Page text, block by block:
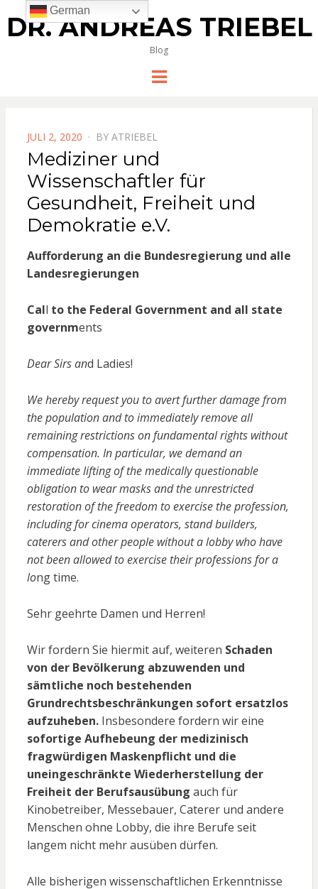
DR. ANDREAS TRIEBEL
Blog
Menu
POSTED
ON
JULI 2, 2020 BY ATRIEBEL
Mediziner und
Wissenschaftler für
Gesundheit, Freiheit und
Demokratie e.V.
Aufforderung an die Bundesregierung und alle
Landesregierungen
Call to the Federal Government and all state
governments
Dear Sirs and Ladies!
We hereby request you to avert further damage from
the population and to immediately remove all
remaining restrictions on fundamental rights without
compensation. In particular, we demand an
immediate lifting of the medically questionable
obligation to wear masks and the unrestricted
restoration of the freedom to exercise the profession,
including for cinema operators, stand builders,
caterers and other people without a lobby who have
not been allowed to exercise their professions for a
long time.
Sehr geehrte Damen und Herren!
Wir fordern Sie hiermit auf, weiteren Schaden
von der Bevölkerung abzuwenden und
sämtliche noch bestehenden
Grundrechtsbeschränkungen sofort ersatzlos
aufzuheben.Insbesondere fordern wir eine
sofortige Aufhebeung der medizinisch
fragwürdigen Maskenpflicht und die
uneingeschränkte Wiederherstellung der
Freiheit der Berufsausübung auch für
Kinobetreiber, Messebauer, Caterer und andere
Menschen ohne Lobby, die ihre Berufe seit
langem nicht mehr ausüben dürfen.
Alle bisherigen wissenschaftlichen Erkenntnisse
German